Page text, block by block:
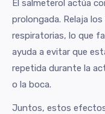
El salmeterol actúa
prolongada. Relaja
respiratorias, lo que
ayuda a evitar que
repetida durante la
o la boca.
Juntos, estos